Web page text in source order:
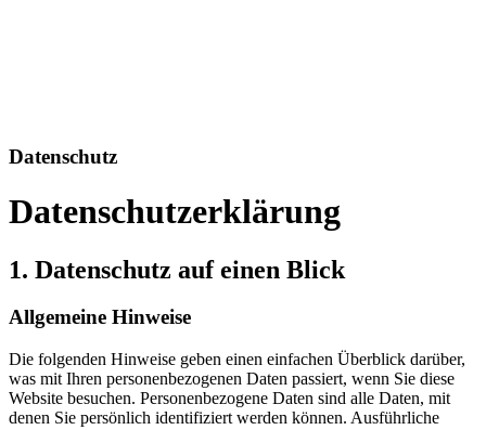
Datenschutz
Datenschutzerklärung
1. Datenschutz auf einen Blick
Allgemeine Hinweise
Die folgenden Hinweise geben einen einfachen Überblick darüber,
was mit Ihren personenbezogenen Daten passiert, wenn Sie diese
Website besuchen. Personenbezogene Daten sind alle Daten, mit
denen Sie persönlich identifiziert werden können. Ausführliche